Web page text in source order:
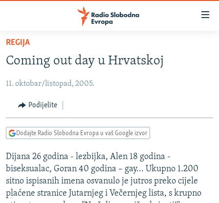
Pređite
glavni
Pređite
Pređite
pretragu
BOSNA I HERCEGOVINA
SRBIJA
KOSOVO
VIZUELNO
VIDEO
FOTOGALERIJE
INFOGRAFIKE
PODCASTI
RAT U UKRAJINI
KINA NA BALKANU
REGIJA
Coming out day u Hrvatskoj
11. oktobar/listopad, 2005.
Podijelite
Dodajte Radio Slobodna Evropa u vaš Google izvor
Dijana 26 godina - lezbijka, Alen 18 godina -
biseksualac, Goran 40 godina – gay... Ukupno 1.200
sitno ispisanih imena osvanulo je jutros preko cijele
plaćene stranice Jutarnjeg i Večernjeg lista, s krupno